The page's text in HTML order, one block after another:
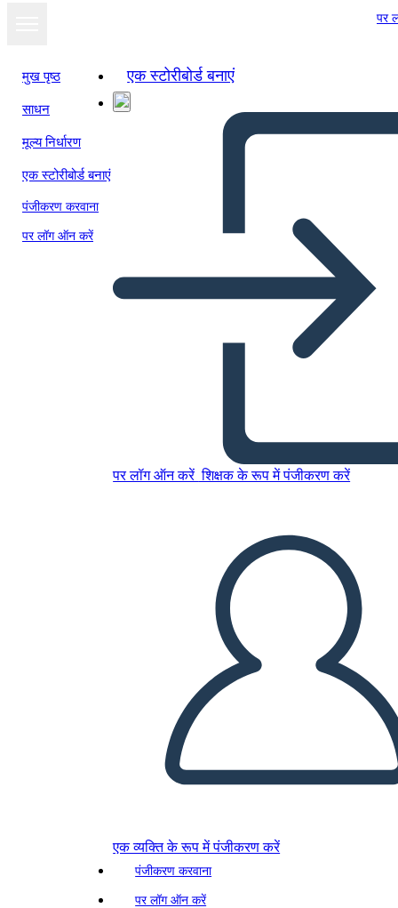
पर
मुख पृष्ठ
साधन
मूल्य निर्धारण
एक स्टोरीबोर्ड बनाएं
पंजीकरण करवाना
पर लॉग ऑन करें
एक स्टोरीबोर्ड बनाएं
पर लॉग ऑन करें शिक्षक के रूप में पंजीकरण करें
एक व्यक्ति के रूप में पंजीकरण करें
पंजीकरण करवाना
पर लॉग ऑन करें
इस स्टोरीबोर्ड को कॉपी करें
मुझे पढ़कर सुनाओ